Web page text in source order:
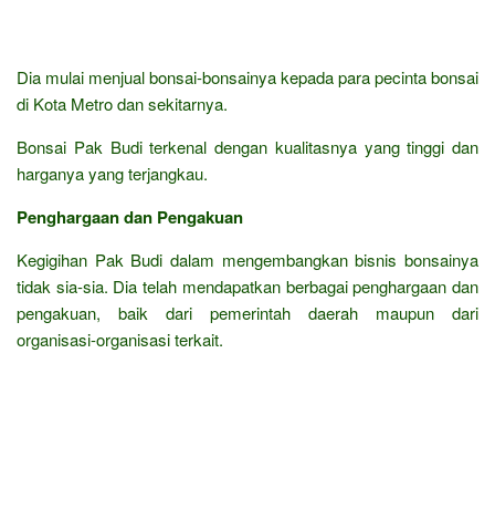
Dia mulai menjual bonsai-bonsainya kepada para pecinta bonsai
di Kota Metro dan sekitarnya.
Bonsai Pak Budi terkenal dengan kualitasnya yang tinggi dan
harganya yang terjangkau.
Penghargaan dan Pengakuan
Kegigihan Pak Budi dalam mengembangkan bisnis bonsainya
tidak sia-sia. Dia telah mendapatkan berbagai penghargaan dan
pengakuan, baik dari pemerintah daerah maupun dari
organisasi-organisasi terkait.